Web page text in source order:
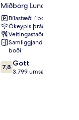
London
Kensington
Miðborg
Lundúna
Miðborg Lundúna
Bílastæði í boði
Ókeypis þráðlaust net
Veitingastaður
Samliggjandi herbergi í
boði
7.8
af
7,8 Gott
3.799 umsagnir